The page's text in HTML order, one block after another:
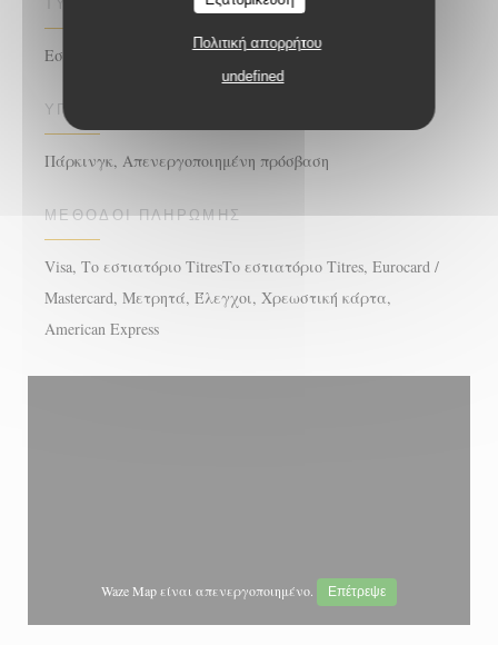
Πολιτική απορρήτου
undefined
Εστιατόριο
ΥΠΗΡΕΣΊΕΣ
Πάρκινγκ, Απενεργοποιημένη πρόσβαση
ΜΈΘΟΔΟΙ ΠΛΗΡΩΜΉΣ
Visa, Το εστιατόριο TitresΤο εστιατόριο Titres, Eurocard /
Mastercard, Μετρητά, Έλεγχοι, Χρεωστική κάρτα,
American Express
Waze Map είναι απενεργοποιημένο. Επέτρεψε